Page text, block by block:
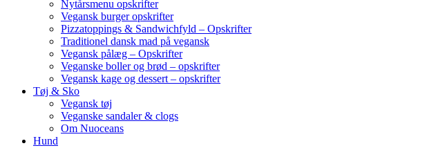
Nytårsmenu opskrifter
Vegansk burger opskrifter
Pizzatoppings & Sandwichfyld – Opskrifter
Traditionel dansk mad på vegansk
Vegansk pålæg – Opskrifter
Veganske boller og brød – opskrifter
Vegansk kage og dessert – opskrifter
Tøj & Sko
Vegansk tøj
Veganske sandaler & clogs
Om Nuoceans
Hund